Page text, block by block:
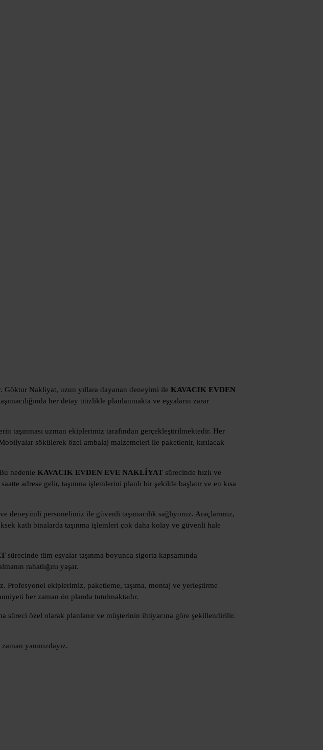
Göktur Nakliyat, uzun yıllara dayanan deneyimi ile KAVACIK EVDEN
her detay titizlikle planlanmakta ve eşyaların zarar
taşınması uzman ekiplerimiz tarafından gerçekleştirilmektedir. Her
sökülerek özel ambalaj malzemeleri ile paketlenir, kırılacak
nedenle KAVACIK EVDEN EVE NAKLİYAT sürecinde hızlı ve
adrese gelir, taşınma işlemlerini planlı bir şekilde başlatır ve en kısa
deneyimli personelimiz ile güvenli taşımacılık sağlıyoruz. Araçlarımız,
katlı binalarda taşınma işlemleri çok daha kolay ve güvenli hale
sürecinde tüm eşyalar taşınma boyunca sigorta kapsamında
rahatlığını yaşar.
Profesyonel ekiplerimiz, paketleme, taşıma, montaj ve yerleştirme
her zaman ön planda tutulmaktadır.
süreci özel olarak planlanır ve müşterinin ihtiyacına göre şekillendirilir.
yanınızdayız.